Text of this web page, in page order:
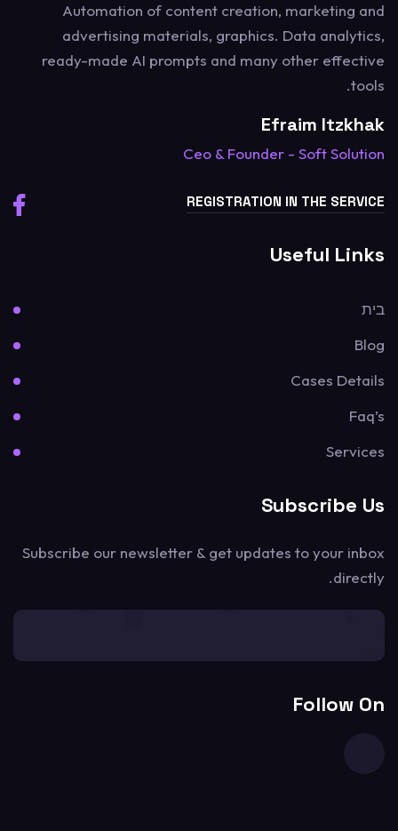
Automation of content creation, marketing and
advertising materials, graphics. Data analytics,
ready-made AI prompts and many other effective
tools.
Efraim Itzkhak
Ceo & Founder - Soft Solution
REGISTRATION IN THE SERVICE
Useful Links
בית
Blog
Cases Details
Faq’s
Services
Subscribe Us
Subscribe our newsletter & get updates to your inbox
directly.
Follow On